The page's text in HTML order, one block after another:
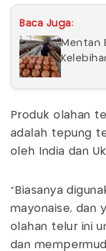
Baca Juga:
Mentan
Produk olahan
adalah tepung
oleh India dan
"Biasanya
mayonaise, dan
olahan telur ini
dan